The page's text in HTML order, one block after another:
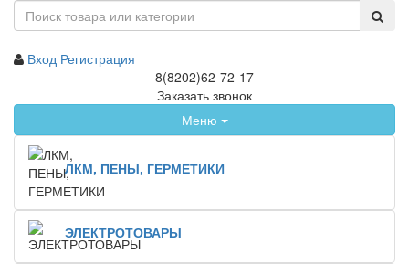
Вход Регистрация
8(8202)62-72-17
Заказать звонок
Меню
ЛКМ, ПЕНЫ, ГЕРМЕТИКИ
ЭЛЕКТРОТОВАРЫ